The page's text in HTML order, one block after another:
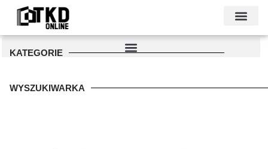
KATEGORIE
WYSZUKIWARKA